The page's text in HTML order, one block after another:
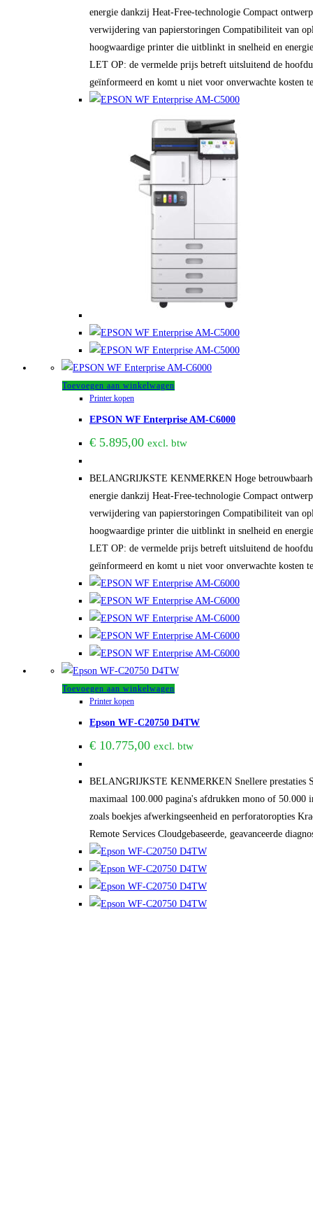
energie dankzij Heat-Free-technologie Compact
verwijdering van papierstoringen Compatibiliteit van
hoogwaardige printer die uitblinkt in snelheid en
LET OP: de vermelde prijs betreft uitsluitend de
geïnformeerd en komt u niet voor onverwachte kosten
Toevoegen aan winkelwagen
Printer kopen
EPSON WF Enterprise AM-C6000
€ 5.895,00 excl. btw
BELANGRIJKSTE KENMERKEN Hoge
energie dankzij Heat-Free-technologie Compact
verwijdering van papierstoringen Compatibiliteit van
hoogwaardige printer die uitblinkt in snelheid en
LET OP: de vermelde prijs betreft uitsluitend de
geïnformeerd en komt u niet voor onverwachte kosten
Toevoegen aan winkelwagen
Printer kopen
Epson WF-C20750 D4TW
€ 10.775,00 excl. btw
BELANGRIJKSTE KENMERKEN Snellere prestaties
maximaal 100.000 pagina's afdrukken mono of 50.000
zoals boekjes afwerkingseenheid en perforatoropties
Remote Services Cloudgebaseerde, geavanceerde